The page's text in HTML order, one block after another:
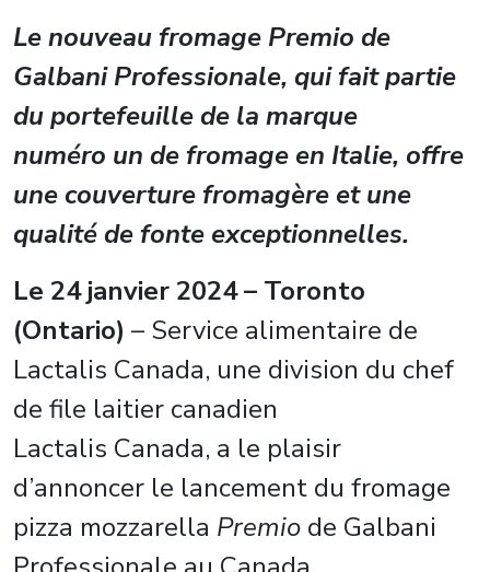
Le nouveau fromage Premio de
Galbani Professionale, qui fait partie
du portefeuille de la marque
numéro un de fromage en Italie, offre
une couverture fromagère et une
qualité de fonte exceptionnelles.
Le 24 janvier 2024 – Toronto
(Ontario) – Service alimentaire de
Lactalis Canada, une division du chef
de file laitier canadien
Lactalis Canada, a le plaisir
d’annoncer le lancement du fromage
pizza mozzarella Premio de Galbani